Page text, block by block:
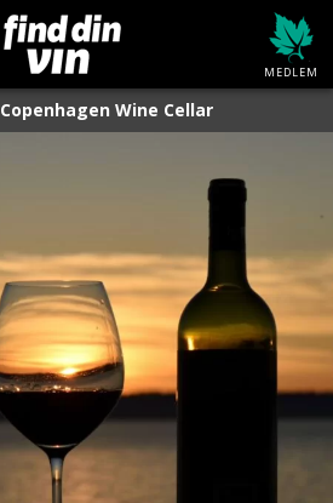
MEDLEM
Copenhagen Wine Cellar